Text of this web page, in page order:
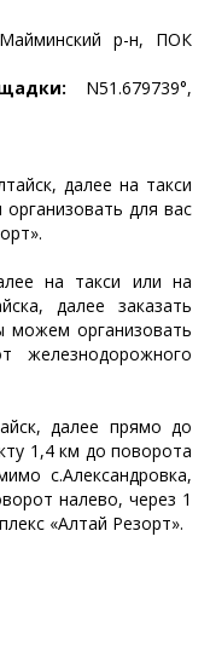
р-н, ПОК
N51.679739°,
далее на такси
для вас
на такси или на
далее заказать
можем организовать
железнодорожного
далее прямо до
1,4 км до поворота
с.Александровка,
налево, через 1
«Алтай Резорт».